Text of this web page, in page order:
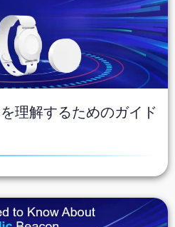
理解するためのガイド